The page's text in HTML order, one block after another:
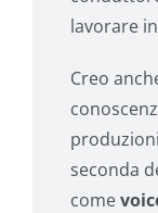
lavorare
Creo
seconda
come